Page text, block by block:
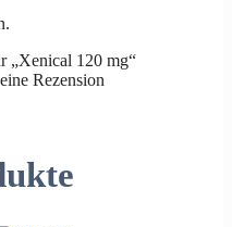
„Xenical 120 mg“
Rezension